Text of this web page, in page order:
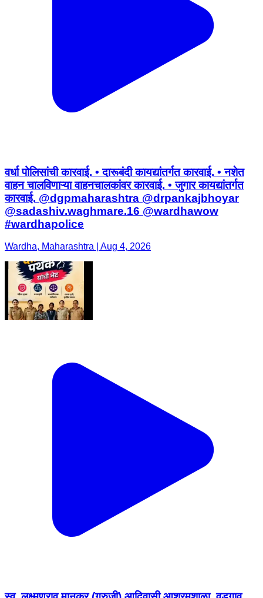
वर्धा पोलिसांची कारवाई. • दारूबंदी कायद्यांतर्गत कारवाई. • नशेत
वाहन चालविणाऱ्या वाहनचालकांवर कारवाई. • जुगार कायद्यांतर्गत
कारवाई. @dgpmaharashtra @drpankajbhoyar
@sadashiv.waghmare.16 @wardhawow
#wardhapolice
Wardha, Maharashtra | Aug 4, 2026